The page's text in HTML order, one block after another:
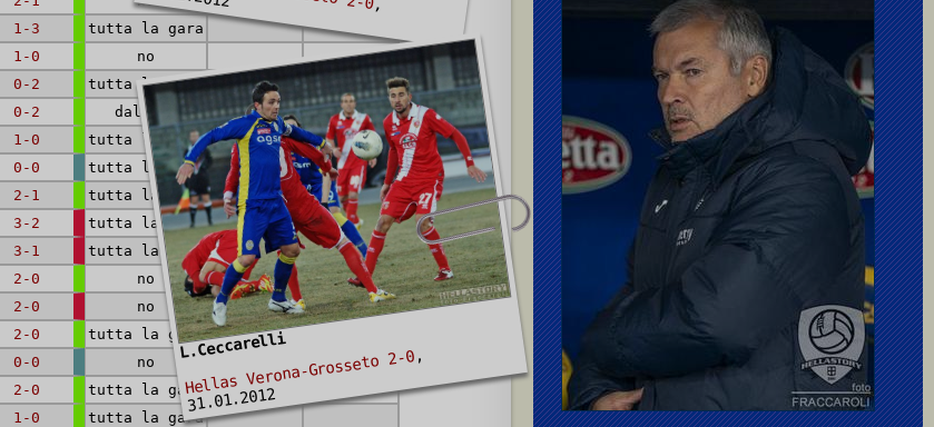
,
L.Ceccarelli
Hellas Verona-Grosseto 2-0,
31.01.2012
1-3
tutta la gara
1-0
no
0-2
tutta la gara
0-2
dal 72'
1-0
tutta la gara
0-0
tutta la gara
2-1
tutta la gara
3-2
tutta la gara
3-1
tutta la gara
2-0
no
2-0
no
2-0
tutta la gara
0-0
no
2-0
tutta la gara
1-0
tutta la gara